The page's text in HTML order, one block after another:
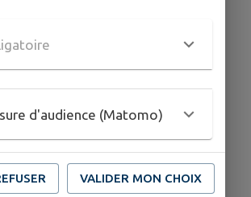
de 14h à 18h. Téléphone
de 9h à 12h et de 14h à 18h, le
à 12h et de 14h à 17h. Téléphone :
limité.
d'audience (Matomo)
VALIDER MON CHOIX